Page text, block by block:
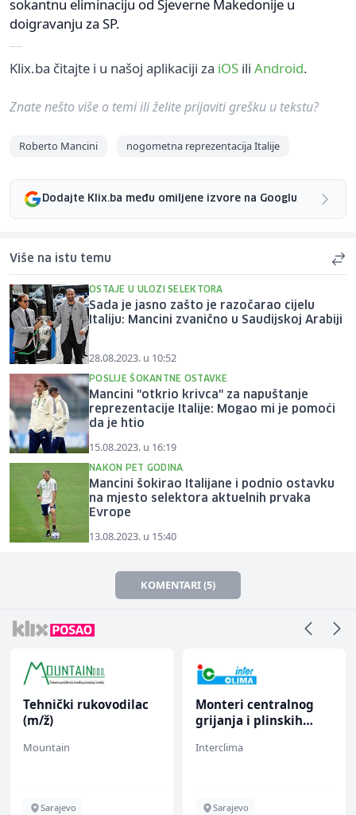
sokantnu eliminaciju od Sjeverne Makedonije u
doigravanju za SP.
Klix.ba čitajte i u našoj aplikaciji za iOS ili Android.
Znate nešto više o temi ili želite prijaviti grešku u tekstu?
Roberto Mancini nogometna reprezentacija Italije
Dodajte Klix.ba među omiljene izvore na Googlu
Više na istu temu
OSTAJE U ULOZI SELEKTORA
Sada je jasno zašto je razočarao cijelu
Italiju: Mancini zvanično u Saudijskoj Arabiji
28.08.2023. u 10:52
POSLIJE ŠOKANTNE OSTAVKE
Mancini "otkrio krivca" za napuštanje
reprezentacije Italije: Mogao mi je pomoći
da je htio
15.08.2023. u 16:19
NAKON PET GODINA
Mancini šokirao Italijane i podnio ostavku
na mjesto selektora aktuelnih prvaka
Evrope
13.08.2023. u 15:40
KOMENTARI (5)
Tehnički rukovodilac
(m/ž)
Mountain
Sarajevo
Monteri centralnog
grijanja i plinskih
Interclima
Sarajevo